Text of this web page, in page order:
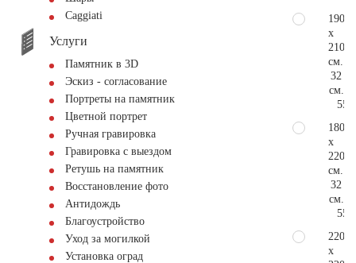
Сaggiati
Услуги
Памятник в 3D
Эскиз - согласование
Портреты на памятник
Цветной портрет
Ручная гравировка
Гравировка с выездом
Ретушь на памятник
Восстановление фото
Антидождь
Благоустройство
Уход за могилкой
Установка оград
190
x
210
см.
32
см.
180
x
220
см.
32
см.
220
x